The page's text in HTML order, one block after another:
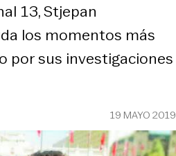
13, Stjepan
los momentos más
por sus investigaciones
19 MAYO 2019